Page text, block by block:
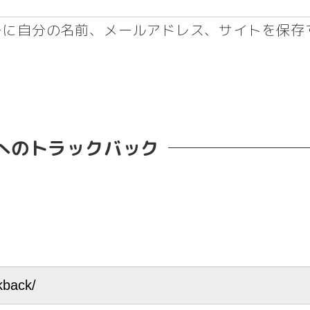
自分の名前、メールアドレス、サイトを保存
のトラックバック